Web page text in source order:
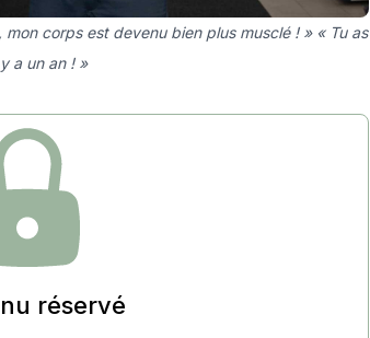
corps est devenu bien plus musclé ! » « Tu as
a un an ! »
réservé